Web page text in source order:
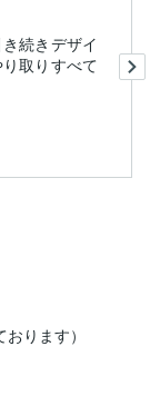
続きデザイ
取りすべて
ります）